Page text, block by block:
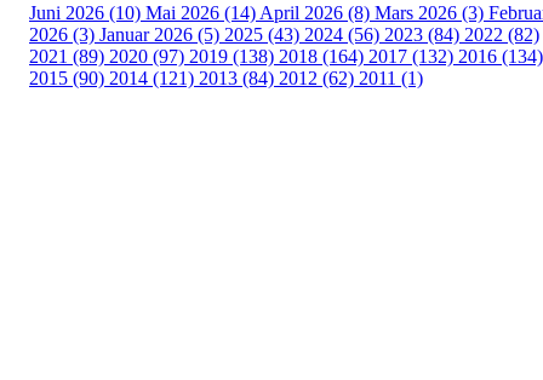
Juni 2026 (10) Mai 2026 (14) April 2026 (8) Mars 2026 (3)
2026 (3) Januar 2026 (5) 2025 (43) 2024 (56) 2023 (84) 2022 (82)
2021 (89) 2020 (97) 2019 (138) 2018 (164) 2017 (132) 2016 (134)
2015 (90) 2014 (121) 2013 (84) 2012 (62) 2011 (1)